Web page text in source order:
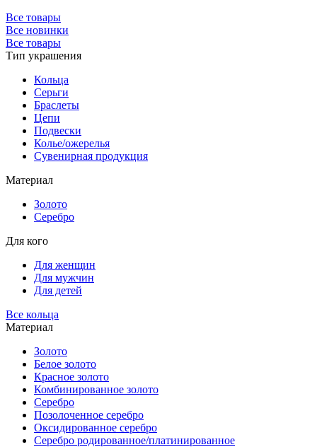
Все товары
Все новинки
Все товары
Тип украшения
Кольца
Серьги
Браслеты
Цепи
Подвески
Колье/ожерелья
Сувенирная продукция
Материал
Золото
Серебро
Для кого
Для женщин
Для мужчин
Для детей
Все кольца
Материал
Золото
Белое золото
Красное золото
Комбинированное золото
Серебро
Позолоченное серебро
Оксидированное серебро
Серебро родированное/платинированное